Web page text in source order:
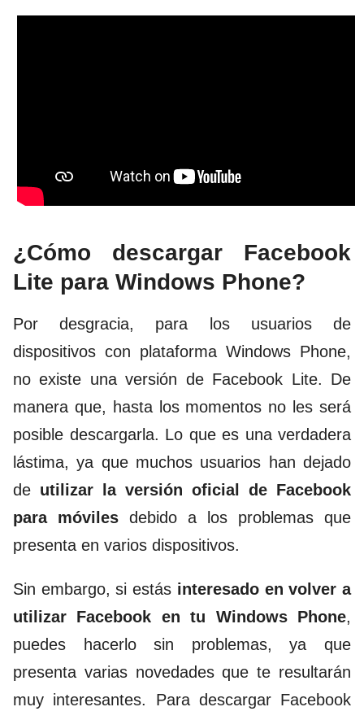
¿Cómo descargar Facebook
Lite para Windows Phone?
Por desgracia, para los usuarios de
dispositivos con plataforma Windows Phone,
no existe una versión de Facebook Lite. De
manera que, hasta los momentos no les será
posible descargarla. Lo que es una verdadera
lástima, ya que muchos usuarios han dejado
de utilizar la versión oficial de Facebook
para móviles debido a los problemas que
presenta en varios dispositivos.
Sin embargo, si estás interesado en volver a
utilizar Facebook en tu Windows Phone,
puedes hacerlo sin problemas, ya que
presenta varias novedades que te resultarán
muy interesantes. Para descargar Facebook